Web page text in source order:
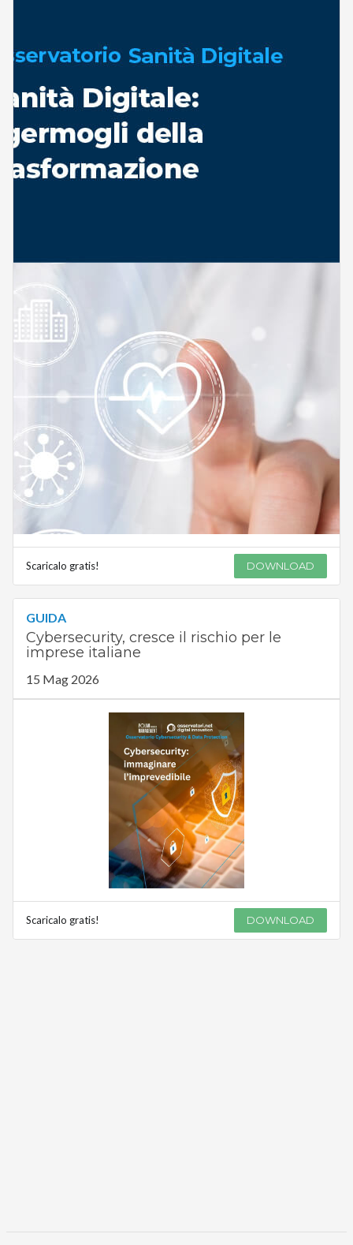
Scaricalo gratis! DOWNLOAD
GUIDA
Cybersecurity, cresce il rischio per le
imprese italiane
15 Mag 2026
Scaricalo gratis! DOWNLOAD